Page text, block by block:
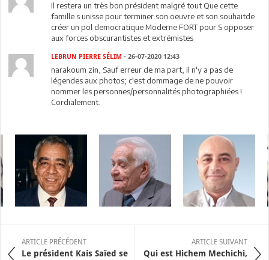
Il restera un très bon président malgré tout Que cette
famille s unisse pour terminer son oeuvre et son souhaitde
créer un pol democratique Moderne FORT pour S opposer
aux forces obscurantistes et extrémistes
LEBRUN PIERRE SÉLIM - 26-07-2020 12:43
narakoum zin, Sauf erreur de ma part, il n'y a pas de
légendes aux photos; c'est dommage de ne pouvoir
nommer les personnes/personnalités photographiées !
Cordialement.
ARTICLE PRÉCÉDENT
Le président Kais Saïed se
ARTICLE SUIVANT
Qui est Hichem Mechichi,